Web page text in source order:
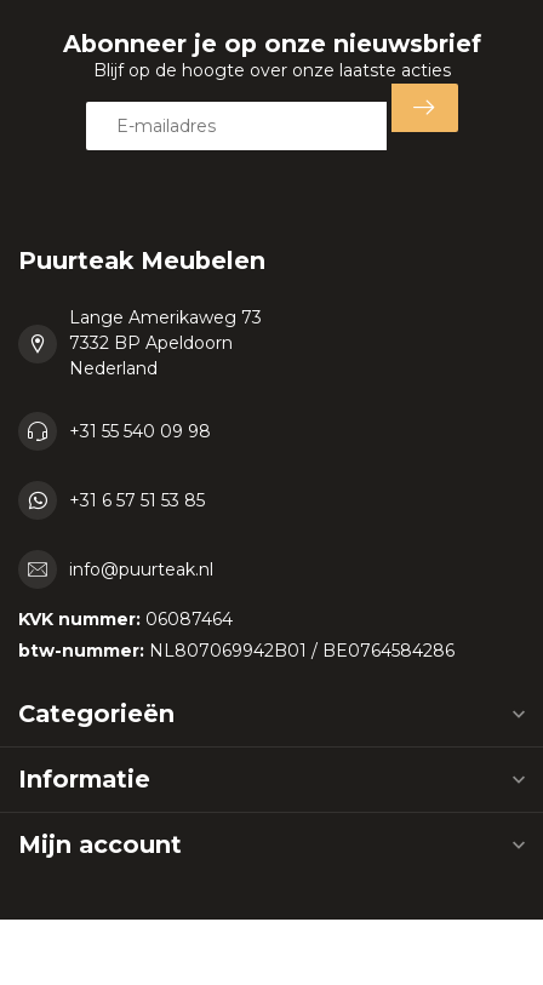
Abonneer je op onze nieuwsbrief
Blijf op de hoogte over onze laatste acties
Puurteak Meubelen
Lange Amerikaweg 73
7332 BP Apeldoorn
Nederland
+31 55 540 09 98
+31 6 57 51 53 85
info@puurteak.nl
KVK nummer: 06087464
btw-nummer: NL807069942B01 / BE0764584286
Categorieën
Informatie
Mijn account